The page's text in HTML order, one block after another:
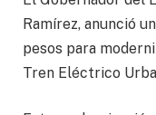
Ramírez, anunció
pesos para
Tren Eléctrico